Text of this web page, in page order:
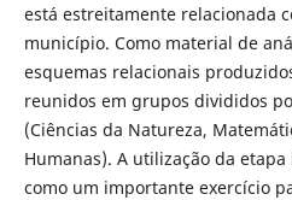
está estreitamente relacionada
município. Como material de
esquemas relacionais
reunidos em grupos divididos
(Ciências da Natureza,
Humanas). A utilização da
como um importante exercício